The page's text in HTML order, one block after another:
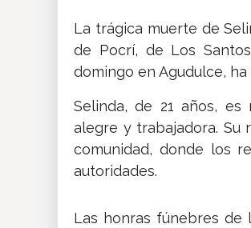
La trágica muerte de
de Pocrí, de Los
domingo en Agudulce,
Selinda, de 21 años,
alegre y trabajadora. Su
comunidad, donde los
autoridades.
Las honras fúnebres de